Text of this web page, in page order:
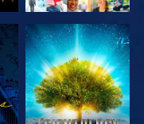
VERKEN DE
SERIE